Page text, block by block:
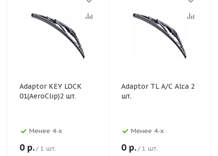
Adaptor KEY LOCK
01(AeroClip)2 шт.
Менее 4-х
0 р./ 1 шт.
Adaptor TL A/C Alca 2
шт.
Менее 4-х
0 р./ 1 шт.